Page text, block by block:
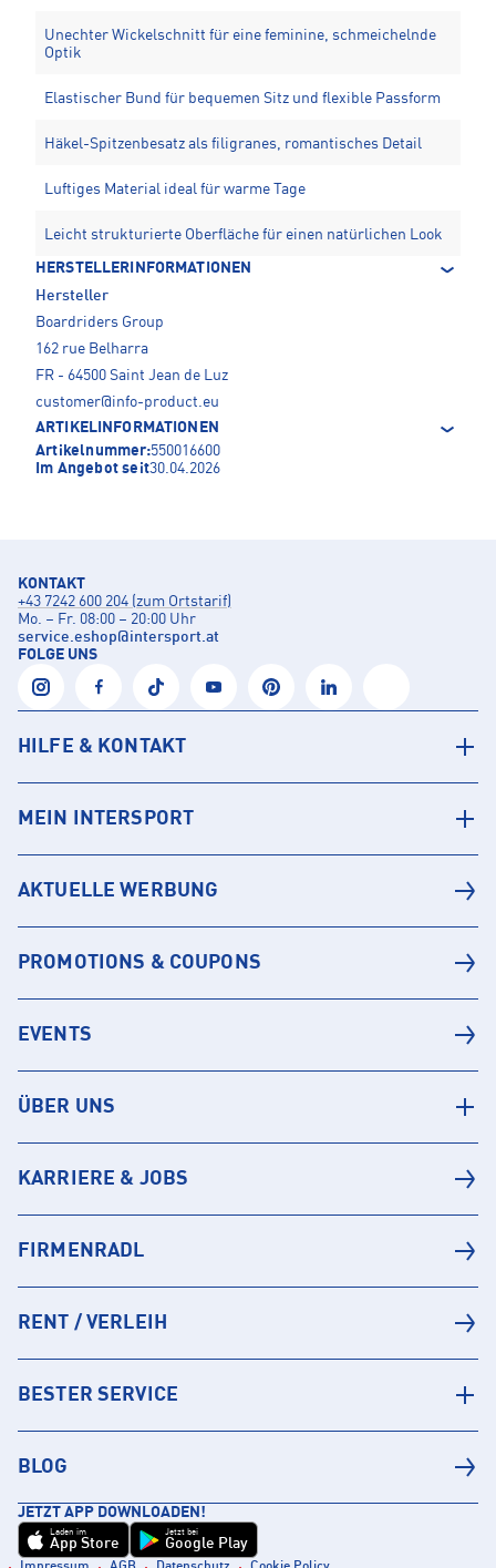
Unechter Wickelschnitt für eine feminine, schmeichelnde
Optik
Elastischer Bund für bequemen Sitz und flexible Passform
Häkel-Spitzenbesatz als filigranes, romantisches Detail
Luftiges Material ideal für warme Tage
Leicht strukturierte Oberfläche für einen natürlichen Look
HERSTELLERINFORMATIONEN
Hersteller
Boardriders Group
162 rue Belharra
FR - 64500 Saint Jean de Luz
customer@info-product.eu
ARTIKELINFORMATIONEN
Artikelnummer:550016600
Im Angebot seit30.04.2026
KONTAKT
+43 7242 600 204 (zum Ortstarif)
Mo. – Fr. 08:00 – 20:00 Uhr
service.eshop@intersport.at
FOLGE UNS
HILFE & KONTAKT
MEIN INTERSPORT
AKTUELLE WERBUNG
PROMOTIONS & COUPONS
EVENTS
ÜBER UNS
KARRIERE & JOBS
FIRMENRADL
RENT / VERLEIH
BESTER SERVICE
BLOG
JETZT APP DOWNLOADEN!
Laden im
App Store
Jetzt bei
Google Play